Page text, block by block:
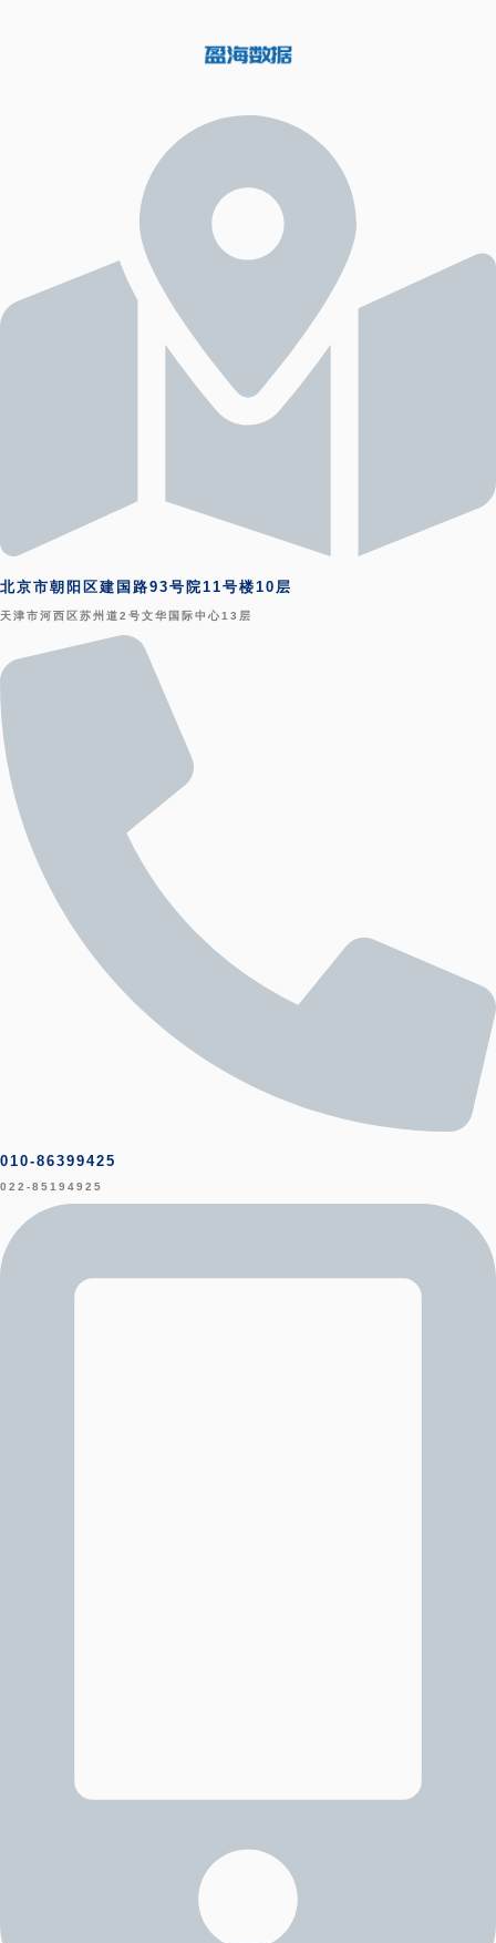
北京市朝阳区建国路93号院11号楼10层
天津市河西区苏州道2号文华国际中心13层
010-86399425
022-85194925